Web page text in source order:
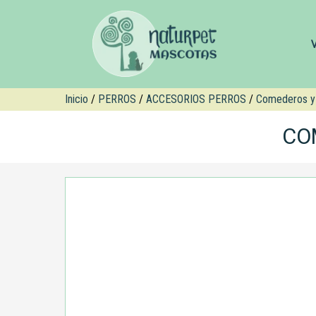
Inicio / PERROS / ACCESORIOS PERROS / Comederos